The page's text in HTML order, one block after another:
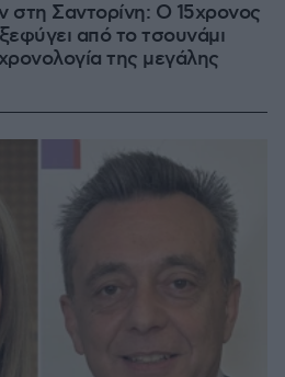
στη Σαντορίνη: Ο 15χρονος
από το τσουνάμι
της μεγάλης